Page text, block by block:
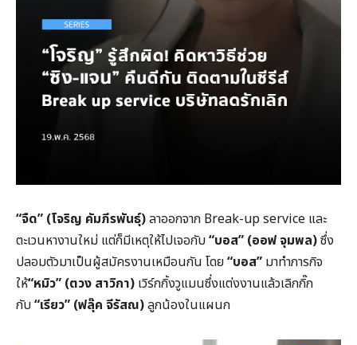
“จืด” (โจริญ คัมภีรพันธุ์)ลาออกจาก Break-up service และ
ตะเวนหางานใหม่ แต่ก็มีเหตุให้ไปเจอกับ“บอส” (ออฟ จุมพล)ซึ่ง
ปลอมตัวมาเป็นผู้สมัครงานเหมือนกัน โดย“บอส” มาทำภารกิจ
ให้“หมิว” (ตวง สาวิกา) เวิร์กกิ้งวูแมนซึ่งแต่งงานแล้วเลิกกิ๊ก
กับ“เรียว” (ฟลุ๊ค จีรัสณ)ลูกน้องในแผนก